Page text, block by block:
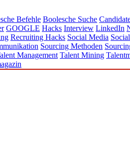
Befehle Boolesche Suche
GOOGLE Hacks Interview LinkedIn
Recruiting Hacks Social Media
Sourcing Methoden
Management Talent Mining